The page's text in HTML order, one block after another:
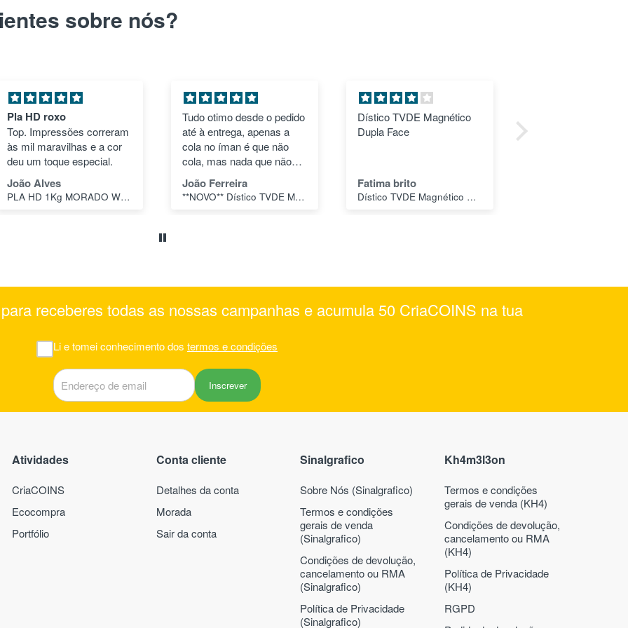
sobre nós?
Tudo otimo desde o pedido
até à entrega, apenas a
cola no íman é que não
cola, mas nada que não
João Ferreira
**NOVO** Dístico TVDE Magnético Dupla Face em ASA
Dístico TVDE Magnético
Dupla Face
Fatima brito
Dístico TVDE Magnético Dupla Face
Respondem rápido e
permitem levantar nas
Rui Morgado
THE FILAMENT PLA 1 Kg SORBET YELLOW 1.75MM - SPECTRUM FILAMENTS
receberes todas as nossas campanhas e acumula 50 CriaCOINS na tua
Li e tomei conhecimento dos termos e condições
Inscrever
Atividades
CriaCOINS
Ecocompra
Portfólio
Conta cliente
Detalhes da conta
Morada
Sair da conta
Sinalgrafico
Sobre Nós (Sinalgrafico)
Termos e condições
gerais de venda
(Sinalgrafico)
Condições de devolução,
cancelamento ou RMA
(Sinalgrafico)
Política de Privacidade
(Sinalgrafico)
Kh4m3l3on
Termos e condições
gerais de venda (KH4)
Condições de devolução,
cancelamento ou RMA
(KH4)
Política de Privacidade
(KH4)
RGPD